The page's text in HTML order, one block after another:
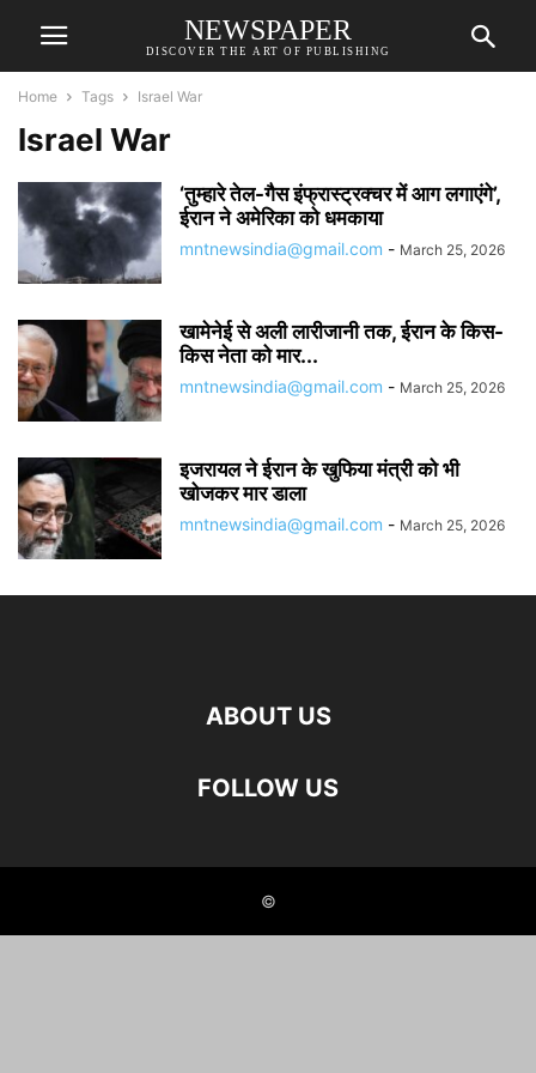
NEWSPAPER
DISCOVER THE ART OF PUBLISHING
Home Tags Israel War
Israel War
‘तुम्हारे तेल-गैस इंफ्रास्ट्रक्चर में आग लगाएंगे’,
ईरान ने अमेरिका को धमकाया
mntnewsindia@gmail.com - March 25, 2026
खामेनेई से अली लारीजानी तक, ईरान के किस-
किस नेता को मार...
mntnewsindia@gmail.com - March 25, 2026
इजरायल ने ईरान के खुफिया मंत्री को भी
खोजकर मार डाला
mntnewsindia@gmail.com - March 25, 2026
ABOUT US
FOLLOW US
©